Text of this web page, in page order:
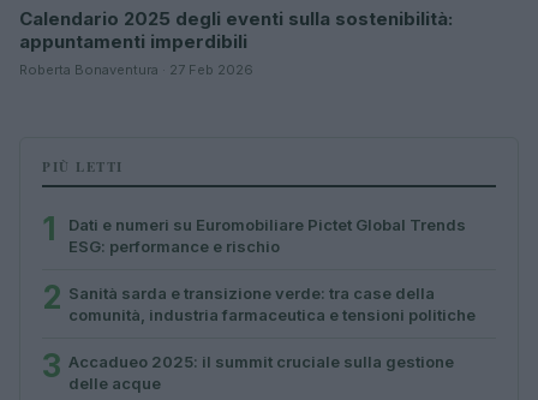
Calendario 2025 degli eventi sulla sostenibilità:
appuntamenti imperdibili
Roberta Bonaventura · 27 Feb 2026
PIÙ LETTI
1
Dati e numeri su Euromobiliare Pictet Global Trends
ESG: performance e rischio
2 Sanità sarda e transizione verde: tra case della
comunità, industria farmaceutica e tensioni politiche
3 Accadueo 2025: il summit cruciale sulla gestione
delle acque